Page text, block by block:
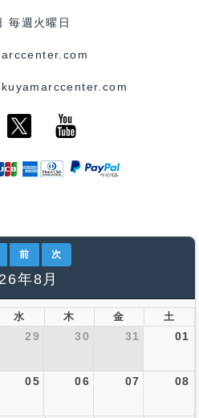
毎週火曜日
前 次
年8月
水 木 金 土
29 30 31 01
05 06 07 08